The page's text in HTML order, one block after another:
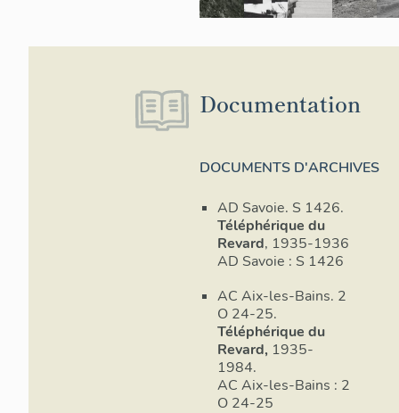
Documentation
DOCUMENTS D'ARCHIVES
AD Savoie. S 1426.
Téléphérique du
Revard, 1935-1936
AD Savoie : S 1426
AC Aix-les-Bains. 2
O 24-25.
Téléphérique du
Revard, 1935-
1984.
AC Aix-les-Bains : 2
O 24-25